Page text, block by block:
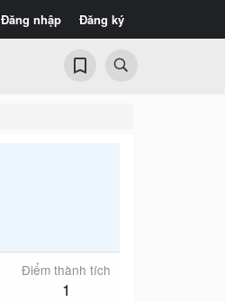
Đăng nhập Đăng ký
Điểm thành tích
1